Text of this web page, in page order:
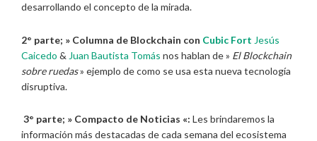
desarrollando el concepto de la mirada.
2° parte; » Columna de Blockchain con Cubic Fort Jesús
Caicedo & Juan Bautista Tomás nos hablan de » El Blockchain
sobre ruedas» ejemplo de como se usa esta nueva tecnología
disruptiva.
3° parte; » Compacto de Noticias «: Les brindaremos la
información más destacadas de cada semana del ecosistema